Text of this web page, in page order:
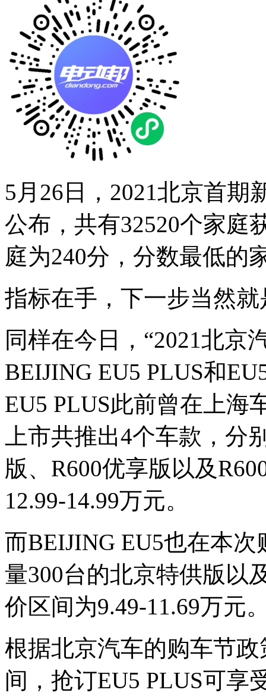
5月26日，2021北京首期
公布，共有32520个家庭
庭为240分，分数最低的
指标在手，下一步当然
同样在今日，“2021北京
BEIJING EU5 PLUS和
EU5 PLUS此前曾在上海
上市共推出4个车款，分
版、R600优享版以及
12.99-14.99万元。
而BEIJING EU5也在本
量300台的北京特供版以
价区间为9.49-11.69万元
根据北京汽车的购车节
间，抢订EU5 PLUS可享